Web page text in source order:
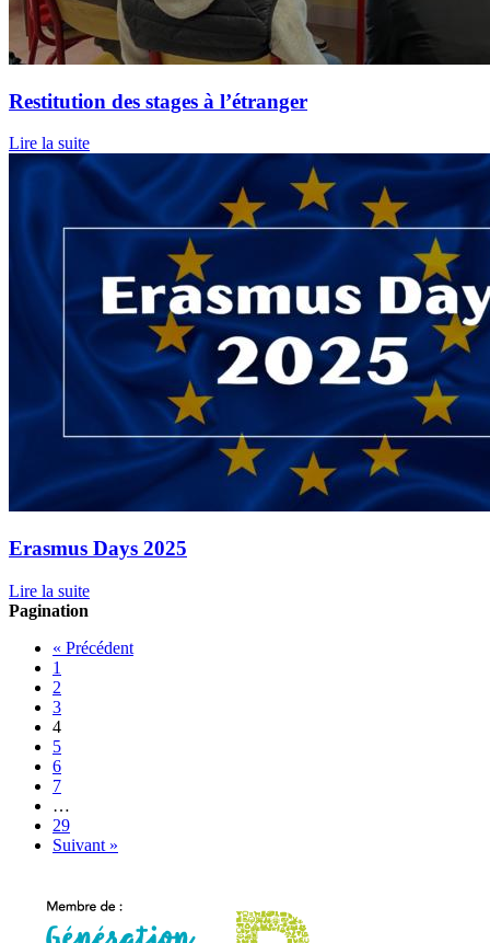
Restitution des stages à l’étranger
Lire la suite
Erasmus Days 2025
Lire la suite
Pagination
« Précédent
1
2
3
4
5
6
7
…
29
Suivant »